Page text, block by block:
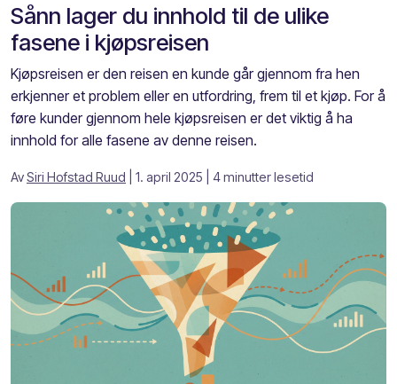
Sånn lager du innhold til de ulike
fasene i kjøpsreisen
Kjøpsreisen er den reisen en kunde går gjennom fra hen
erkjenner et problem eller en utfordring, frem til et kjøp. For å
føre kunder gjennom hele kjøpsreisen er det viktig å ha
innhold for alle fasene av denne reisen.
AvSiri Hofstad Ruud | 1. april 2025 | 4 minutter lesetid